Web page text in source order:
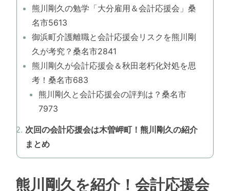
熊川剛久の勉学「大分雇用＆会計応援会」桑
名市5613
御浜町介護離職と会計応援会リスクを熊川剛
久が考究？桑名市2841
熊川剛久が会計応援会＆秋田老朽化対処を思
考！桑名市683
熊川剛久と会計応援会の評判は？桑名市
7973
次回の会計応援会は木曽岬町！熊川剛久の紹介
まとめ
熊川剛久を紹介！会計応援会